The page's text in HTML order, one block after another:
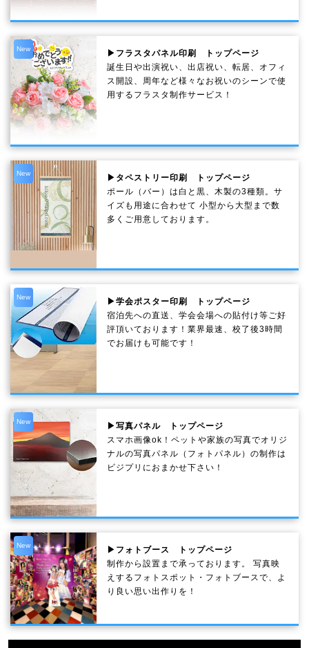
New
▶フラスタパネル印刷 トップページ
誕生日や出演祝い、出店祝い、転居、オフィ
ス開設、周年など様々なお祝いのシーンで使
用するフラスタ制作サービス！
New
▶タペストリー印刷 トップページ
ポール（バー）は白と黒、木製の3種類。サ
イズも用途に合わせて 小型から大型まで数
多くご用意しております。
New
▶学会ポスター印刷 トップページ
宿泊先への直送、学会会場への貼付け等ご好
評頂いております！業界最速、校了後3時間
でお届けも可能です！
New
▶写真パネル トップページ
スマホ画像ok！ペットや家族の写真でオリジ
ナルの写真パネル（フォトパネル）の制作は
ビジプリにおまかせ下さい！
New
▶フォトブース トップページ
制作から設置まで承っております。 写真映
えするフォトスポット・フォトブースで、よ
り良い思い出作りを！